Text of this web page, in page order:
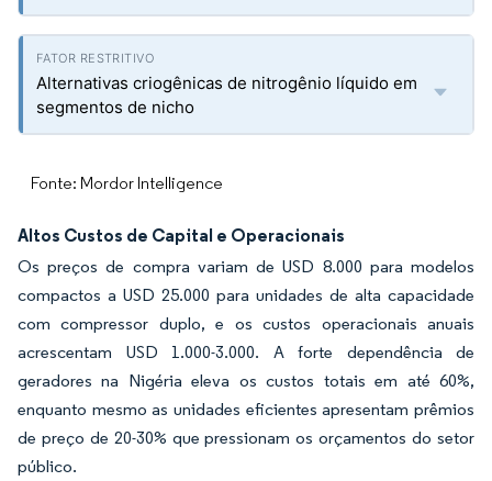
Alternativas criogênicas de nitrogênio líquido em
segmentos de nicho
Fonte: Mordor Intelligence
Altos Custos de Capital e Operacionais
Os preços de compra variam de USD 8.000 para modelos
compactos a USD 25.000 para unidades de alta capacidade
com compressor duplo, e os custos operacionais anuais
acrescentam USD 1.000-3.000. A forte dependência de
geradores na Nigéria eleva os custos totais em até 60%,
enquanto mesmo as unidades eficientes apresentam prêmios
de preço de 20-30% que pressionam os orçamentos do setor
público.